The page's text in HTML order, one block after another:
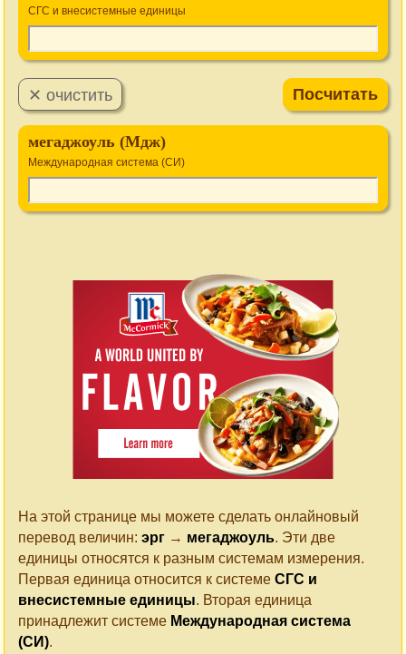
СГС и внесистемные единицы
мегаджоуль (Мдж)
Международная система (СИ)
На этой странице мы можете сделать онлайновый
перевод величин: эрг → мегаджоуль. Эти две
единицы относятся к разным системам измерения.
Первая единица относится к системе СГС и
внесистемные единицы. Вторая единица
принадлежит системе Международная система
(СИ).